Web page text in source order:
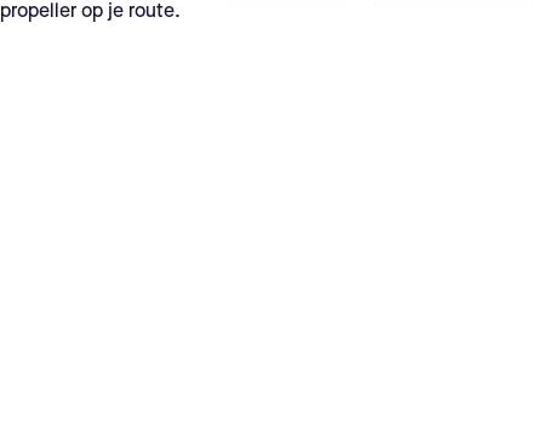
propeller op je route.